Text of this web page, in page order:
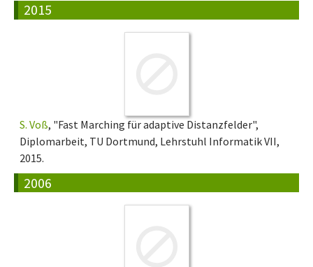
2015
S. Voß, "Fast Marching für adaptive Distanzfelder",
Diplomarbeit, TU Dortmund, Lehrstuhl Informatik VII,
2015.
2006